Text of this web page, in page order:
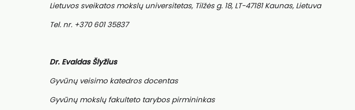
Lietuvos sveikatos mokslų universitetas, Tilžės g. 18, LT-47181 Kaunas, Lietuva
Tel. nr. +370 601 35837
Dr. Evaldas Šlyžius
Gyvūnų veisimo katedros docentas
Gyvūnų mokslų fakulteto tarybos pirmininkas